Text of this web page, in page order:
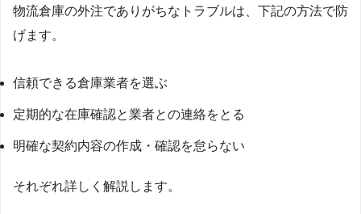
物流倉庫の外注でありがちなトラブルは、下記の方法で防
げます。
信頼できる倉庫業者を選ぶ
定期的な在庫確認と業者との連絡をとる
明確な契約内容の作成・確認を怠らない
それぞれ詳しく解説します。